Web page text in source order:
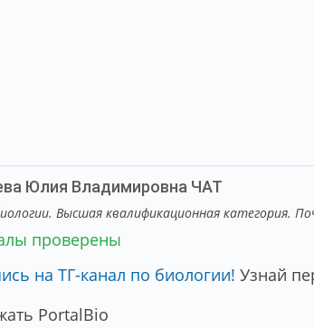
Юлия Владимировна ЧАТ
Высшая квалификационная категория.
проверены
на ТГ-канал по биологии! Узнай
PortalBio